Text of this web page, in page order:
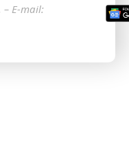
– E-mail: